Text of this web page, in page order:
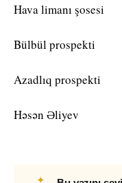
​Hava limanı şosesi
Bülbül prospekti
​Azadlıq prospekti
​Həsən Əliyev
✦